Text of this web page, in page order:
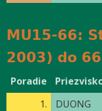
MU15-66:
2003) do
Poradie
1.
DUONG